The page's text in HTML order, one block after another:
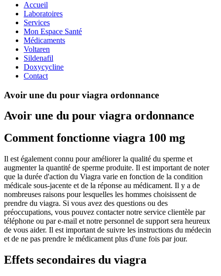
Accueil
Laboratoires
Services
Mon Espace Santé
Médicaments
Voltaren
Sildenafil
Doxycycline
Contact
Avoir une du pour viagra ordonnance
Avoir une du pour viagra ordonnance
Comment fonctionne viagra 100 mg
Il est également connu pour améliorer la qualité du sperme et
augmenter la quantité de sperme produite. Il est important de noter
que la durée d'action du Viagra varie en fonction de la condition
médicale sous-jacente et de la réponse au médicament. Il y a de
nombreuses raisons pour lesquelles les hommes choisissent de
prendre du viagra. Si vous avez des questions ou des
préoccupations, vous pouvez contacter notre service clientèle par
téléphone ou par e-mail et notre personnel de support sera heureux
de vous aider. Il est important de suivre les instructions du médecin
et de ne pas prendre le médicament plus d'une fois par jour.
Effets secondaires du viagra